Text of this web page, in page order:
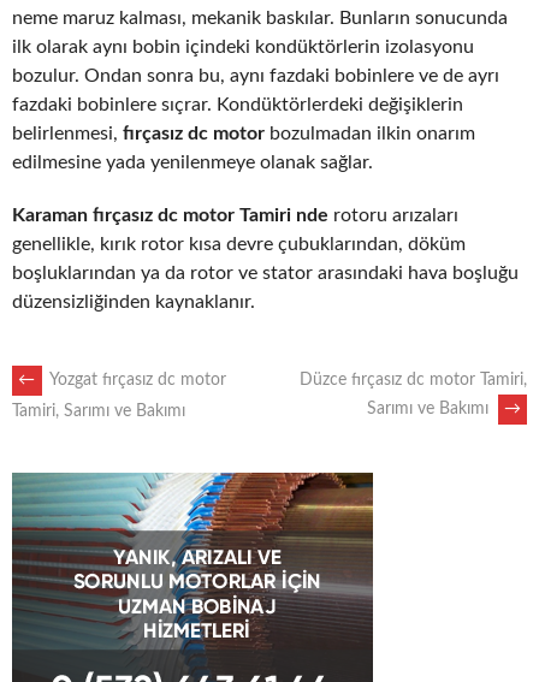
neme maruz kalması, mekanik baskılar. Bunların sonucunda
ilk olarak aynı bobin içindeki kondüktörlerin izolasyonu
bozulur. Ondan sonra bu, aynı fazdaki bobinlere ve de ayrı
fazdaki bobinlere sıçrar. Kondüktörlerdeki değişiklerin
belirlenmesi, fırçasız dc motor bozulmadan ilkin onarım
edilmesine yada yenilenmeye olanak sağlar.
Karaman fırçasız dc motor Tamiri nde rotoru arızaları
genellikle, kırık rotor kısa devre çubuklarından, döküm
boşluklarından ya da rotor ve stator arasındaki hava boşluğu
düzensizliğinden kaynaklanır.
POST
NAVIGATION
←
Yozgat fırçasız dc motor
Tamiri, Sarımı ve Bakımı
Düzce fırçasız dc motor Tamiri,
Sarımı ve Bakımı
→